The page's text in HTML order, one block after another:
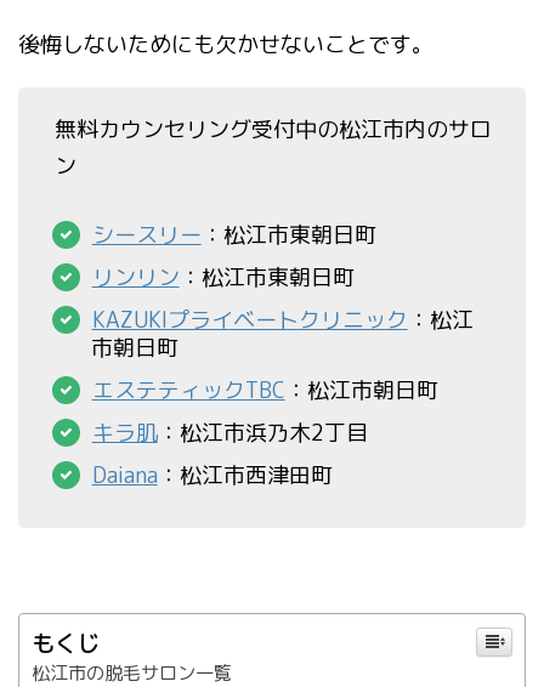
後悔しないためにも欠かせないことです。
無料カウンセリング受付中の松江市内のサロ
ン
シースリー ：松江市東朝日町
リンリン ：松江市東朝日町
KAZUKIプライベートクリニック ：松江
市朝日町
エステティックTBC ：松江市朝日町
キラ肌：松江市浜乃木2丁目
Daiana ：松江市西津田町
もくじ
松江市の脱毛サロン一覧